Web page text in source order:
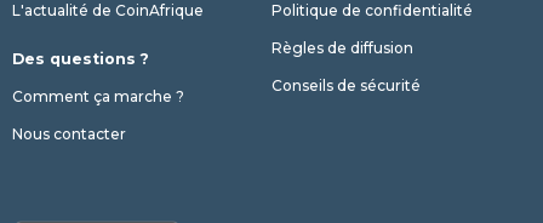
L'actualité de CoinAfrique
Des questions ?
Comment ça marche ?
Nous contacter
Politique de confidentialité
Règles de diffusion
Conseils de sécurité